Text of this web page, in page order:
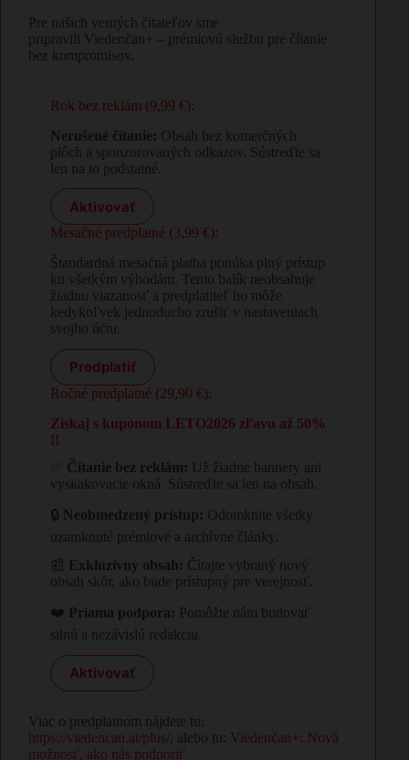
Pre našich verných čitateľov sme
pripravili Viedenčan+ – prémiovú službu pre čítanie
bez kompromisov.
Rok bez reklám (9,99 €):
Nerušené čítanie: Obsah bez komerčných
plôch a sponzorovaných odkazov. Sústreďte sa
len na to podstatné.
Aktivovať
Mesačné predplatné (3,99 €):
Štandardná mesačná platba ponúka plný prístup
ku všetkým výhodám. Tento balík neobsahuje
žiadnu viazanosť a predplatiteľ ho môže
kedykoľvek jednoducho zrušiť v nastaveniach
svojho účtu.
Predplatiť
Ročné predplatné (29,90 €):
Ziskaj s kupónom LETO2026 zľavu až 50%
!!
Čítanie bez reklám: Už žiadne bannery ani
vyskakovacie okná. Sústreďte sa len na obsah.
🔒 Neobmedzený prístup: Odomknite všetky
uzamknuté prémiové a archívne články.
📰 Exkluzívny obsah: Čítajte vybraný nový
obsah skôr, ako bude prístupný pre verejnosť.
❤️ Priama podpora: Pomôžte nám budovať
silnú a nezávislú redakciu.
Aktivovať
Viac o predplatnom nájdete tu:
https://viedencan.at/plus/, alebo tu: Viedenčan+: Nová
možnosť, ako nás podporiť